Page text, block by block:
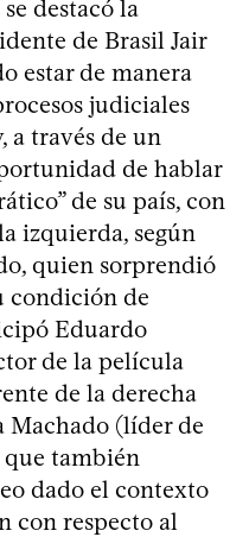
destacó la
de Brasil Jair
estar de manera
judiciales
a través de un
de hablar
de su país, con
izquierda, según
quien sorprendió
condición de
Eduardo
de la película
de la derecha
Machado (líder de
que también
dado el contexto
con respecto al